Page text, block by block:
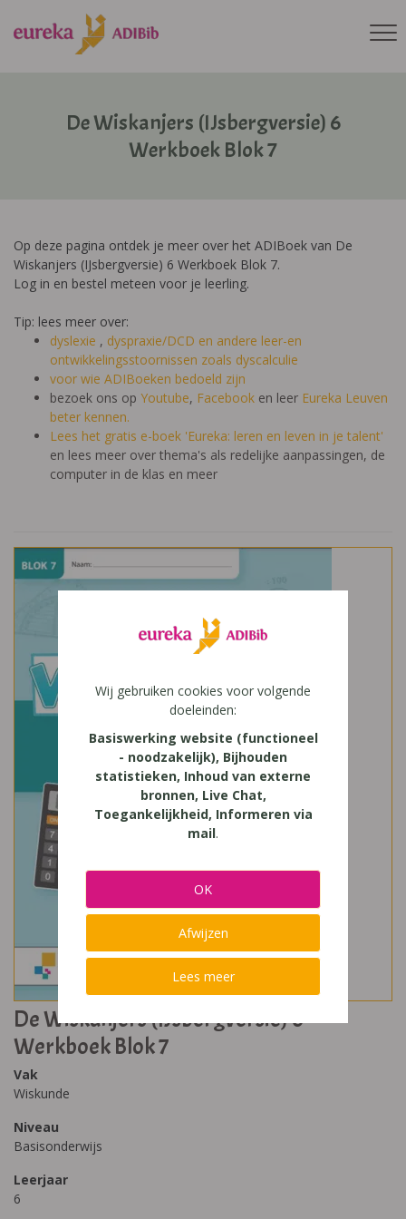
De Wiskanjers (IJsbergversie) 6
Werkboek Blok 7
Op deze pagina ontdek je meer over het ADIBoek van De
Wiskanjers (IJsbergversie) 6 Werkboek Blok 7.
Log in en bestel meteen voor je leerling.
Tip: lees meer over:
dyslexie , dyspraxie/DCD en andere leer-en
ontwikkelingsstoornissen zoals dyscalculie
voor wie ADIBoeken bedoeld zijn
bezoek ons op Youtube, Facebook en leer Eureka Leuven
beter kennen.
Lees het gratis e-boek 'Eureka: leren en leven in je talent'
en lees meer over thema's als redelijke aanpassingen, de
computer in de klas en meer
De Wiskanjers (IJsbergversie) 6
Werkboek Blok 7
Vak
Wiskunde
Niveau
Basisonderwijs
Leerjaar
6
Wij gebruiken cookies voor volgende
doeleinden:
Basiswerking website (functioneel
- noodzakelijk), Bijhouden
statistieken, Inhoud van externe
bronnen, Live Chat,
Toegankelijkheid, Informeren via
mail.
OK
Afwijzen
Lees meer